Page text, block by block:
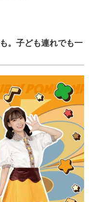
。子ども連れでも一